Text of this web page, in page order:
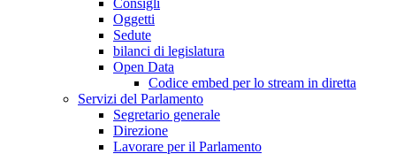
Consigli
Oggetti
Sedute
bilanci di legislatura
Open Data
Codice embed per lo stream in diretta
Servizi del Parlamento
Segretario generale
Direzione
Lavorare per il Parlamento